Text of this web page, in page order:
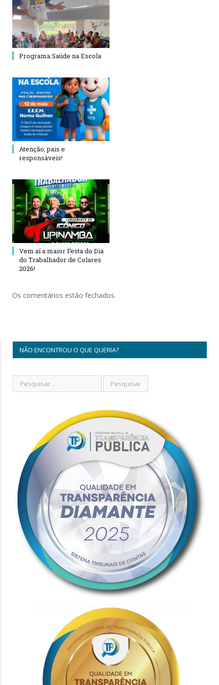
Programa Saúde na Escola
Atenção, pais e
responsáveis!
Vem aí a maior Festa do Dia
do Trabalhador de Colares
2026!
Os comentários estão fechados.
NÃO ENCONTROU O QUE QUERIA?